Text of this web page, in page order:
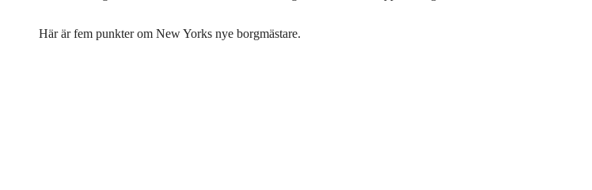
Här är fem punkter om New Yorks nye borgmästare.